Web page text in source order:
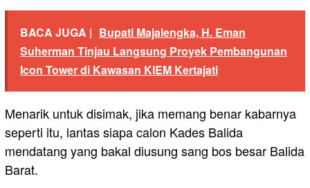
BACA JUGA | Bupati Majalengka, H. Eman
Suherman Tinjau Langsung Proyek Pembangunan
Icon Tower di Kawasan KIEM Kertajati
Menarik untuk disimak, jika memang benar kabarnya
seperti itu, lantas siapa calon Kades Balida
mendatang yang bakal diusung sang bos besar Balida
Barat.